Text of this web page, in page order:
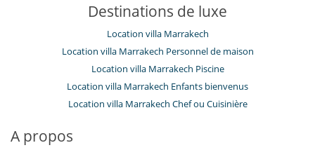
Destinations de luxe
Location villa Marrakech
Location villa Marrakech Personnel de maison
Location villa Marrakech Piscine
Location villa Marrakech Enfants bienvenus
Location villa Marrakech Chef ou Cuisinière
A propos